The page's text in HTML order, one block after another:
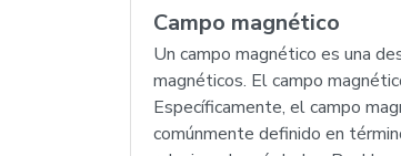
Campo magnético
Un campo magnético es una
magnéticos. El campo
Específicamente, el campo
comúnmente definido en